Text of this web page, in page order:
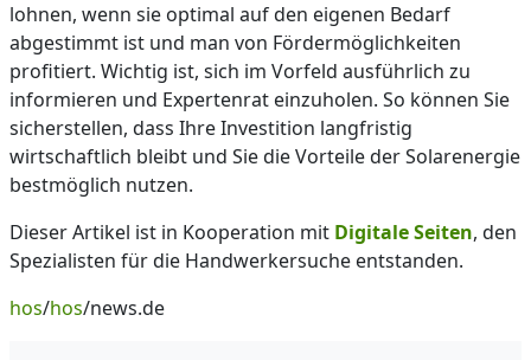
lohnen, wenn sie optimal auf den eigenen Bedarf
abgestimmt ist und man von Fördermöglichkeiten
profitiert. Wichtig ist, sich im Vorfeld ausführlich zu
informieren und Expertenrat einzuholen. So können Sie
sicherstellen, dass Ihre Investition langfristig
wirtschaftlich bleibt und Sie die Vorteile der Solarenergie
bestmöglich nutzen.
Dieser Artikel ist in Kooperation mit Digitale Seiten, den
Spezialisten für die Handwerkersuche entstanden.
hos/hos/news.de